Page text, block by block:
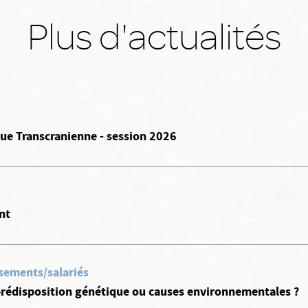
Plus d'actualités
Transcranienne - session 2026
salariés
génétique ou causes environnementales ?